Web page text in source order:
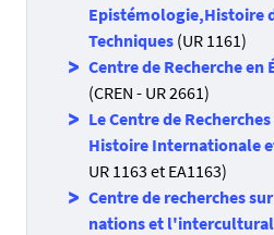
Epistémologie,Histoire
Techniques (UR 1161)
Centre de Recherche en
(CREN - UR 2661)
Le Centre de
Histoire Internationale
UR 1163 et EA1163)
Centre de recherches
nations et